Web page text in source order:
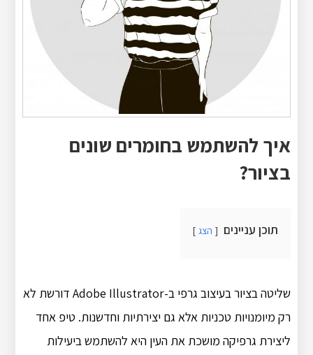
איך להשתמש בחומרים שונים
בציור?
תוכן עניינים הצג
שליטה בציור בעיצוב גרפי ב-Adobe Illustrator דורשת לא
רק מיומנויות טכניות אלא גם יצירתיות וחדשנות. טיפ אחד
ליצירת גרפיקה מושכת את העין היא להשתמש ביעילות